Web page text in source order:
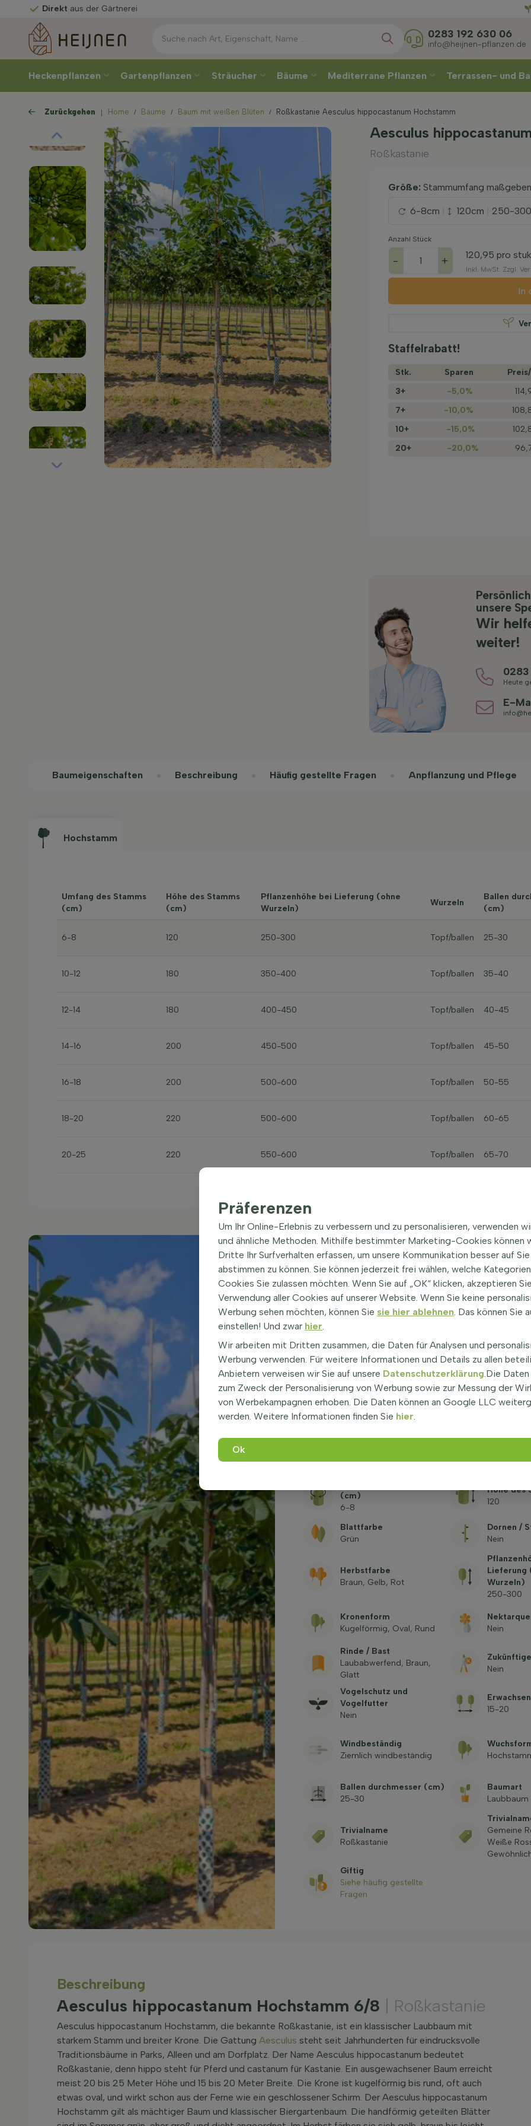
der Gärtnerei
0283 192 630 06
info@heijnen-pflanzen.de
Heckenpflanzen Gartenpflanzen Sträucher Bäume Mediterrane Pflanzen Terrassen- und
Zurückgehen Home Bäume Baum mit weißen Blüten Roßkastanie Aesculus hippocastanum Hochstamm
Aesculus
Roßkastanie
Größe: Stammumfang
6-8cm 120cm 250-
Anzahl Stück
- + 120,95 pro stuk
Inkl. MwSt. Zzgl.
In
Staffelrabatt!
Stk. Sparen
3+
-5,0%
7+
-10,0%
10+
-15,0%
20+
-20,0%
unsere
Wir
weiter!
Heute
E-
Baum­eigen­schaften Beschreibung Häufig gestellte Fragen Anpflanzung und Pflege
Hochstamm
Umfang des Stamms
(cm)
Höhe des Stamms
(cm)
Pflanzenhöhe bei Lieferung (ohne
Wurzeln)
Wurzeln
Ballen
(cm)
6-8 120 250-300 Topf/ballen 25-30
10-12 180 350-400 Topf/ballen 35-40
12-14 180 400-450 Topf/ballen 40-45
14-16 200 450-500 Topf/ballen 45-50
16-18 200 500-600 Topf/ballen 50-55
18-20 220 500-600 Topf/ballen 60-65
20-25 220 550-600 Topf/ballen 65-70
Baum­eigen­schaften
Aesculus hippocastanum
Roßkastanie
Gattung
Aesculus (Rosskastanie)
(alle Sorten anzeigen)
Wurzeln
Topf/ballen
Blütenfarbe
Weiß
Optionen
Golfplatz,
Halbschatten, Sonne
-23,3°C / -
(cm)
6-8
Höhe des
120
Blattfarbe
Grün
Dornen /
Nein
Herbstfarbe
Braun, Gelb, Rot
Lieferung
Wurzeln)
250-300
Kronenform
Kugelförmig, Oval, Rund
Nein
Rinde / Bast
Laubabwerfend, Braun,
Glatt
Nein
Vogelschutz und
Vogelfutter
Nein
15-20
Windbeständig
Ziemlich windbeständig
Ballen durchmesser (cm)
25-30
Baumart
Laubbaum
Trivialname
Roßkastanie
Gemeine
Weiße
Giftig
Siehe häufig gestellte
Fragen
Beschreibung
Aesculus hippocastanum Hochstamm 6/8 | Roßkastanie
Aesculus hippocastanum Hochstamm, die bekannte Roßkastanie, ist ein klassischer Laubbaum mit
starkem Stamm und breiter Krone. Die Gattung Aesculus steht seit Jahrhunderten für eindrucksvolle
Traditionsbäume in Parks, Alleen und am Dorfplatz. Der Name Aesculus hippocastanum bedeutet
Roßkastanie, denn hippo steht für Pferd und castanum für Kastanie. Ein ausgewachsener Baum erreicht
meist 20 bis 25 Meter Höhe und 15 bis 20 Meter Breite. Die Krone ist kugelförmig bis rund, oft auch
etwas oval, und wirkt schon aus der Ferne wie ein geschlossener Schirm. Der Aesculus hippocastanum
Hochstamm gilt als mächtiger Baum und klassischer Biergartenbaum. Die handförmig geteilten Blätter
Präferenzen
Um Ihr Online-Erlebnis zu verbessern und zu personalisieren, verwenden
und ähnliche Methoden. Mithilfe bestimmter Marketing-Cookies können
Dritte Ihr Surfverhalten erfassen, um unsere Kommunikation besser auf Sie
abstimmen zu können. Sie können jederzeit frei wählen, welche
Cookies Sie zulassen möchten. Wenn Sie auf „OK“ klicken, akzeptieren
Verwendung aller Cookies auf unserer Website. Wenn Sie keine
Werbung sehen möchten, können Sie sie hier ablehnen. Das können Sie
einstellen! Und zwar hier.
Wir arbeiten mit Dritten zusammen, die Daten für Analysen und
Werbung verwenden. Für weitere Informationen und Details zu allen
Anbietern verweisen wir Sie auf unsere Datenschutzerklärung.Die
zum Zweck der Personalisierung von Werbung sowie zur Messung der
von Werbekampagnen erhoben. Die Daten können an Google LLC
werden. Weitere Informationen finden Sie hier.
Ok